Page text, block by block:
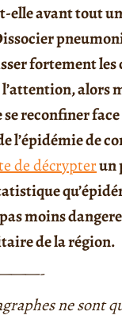
elle avant tout
fortement
alors
reconfiner
l’épidémie de
de décrypterun
moins
de la région.
ne sont